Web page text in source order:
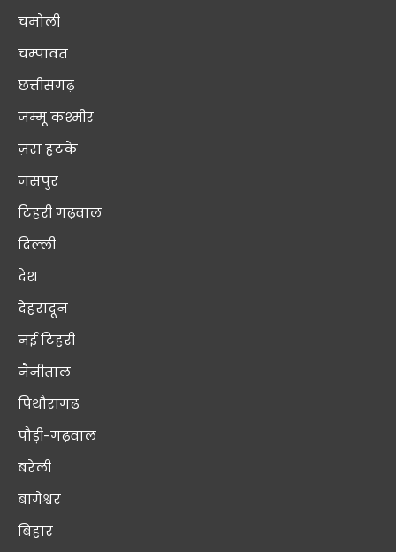
चमोली
चम्पावत
छत्तीसगढ़
जम्मू कश्मीर
ज़रा हटके
जसपुर
टिहरी गढ़वाल
दिल्ली
देश
देहरादून
नई टिहरी
नैनीताल
पिथौरागढ़
पौड़ी-गढ़वाल
बरेली
बागेश्वर
बिहार